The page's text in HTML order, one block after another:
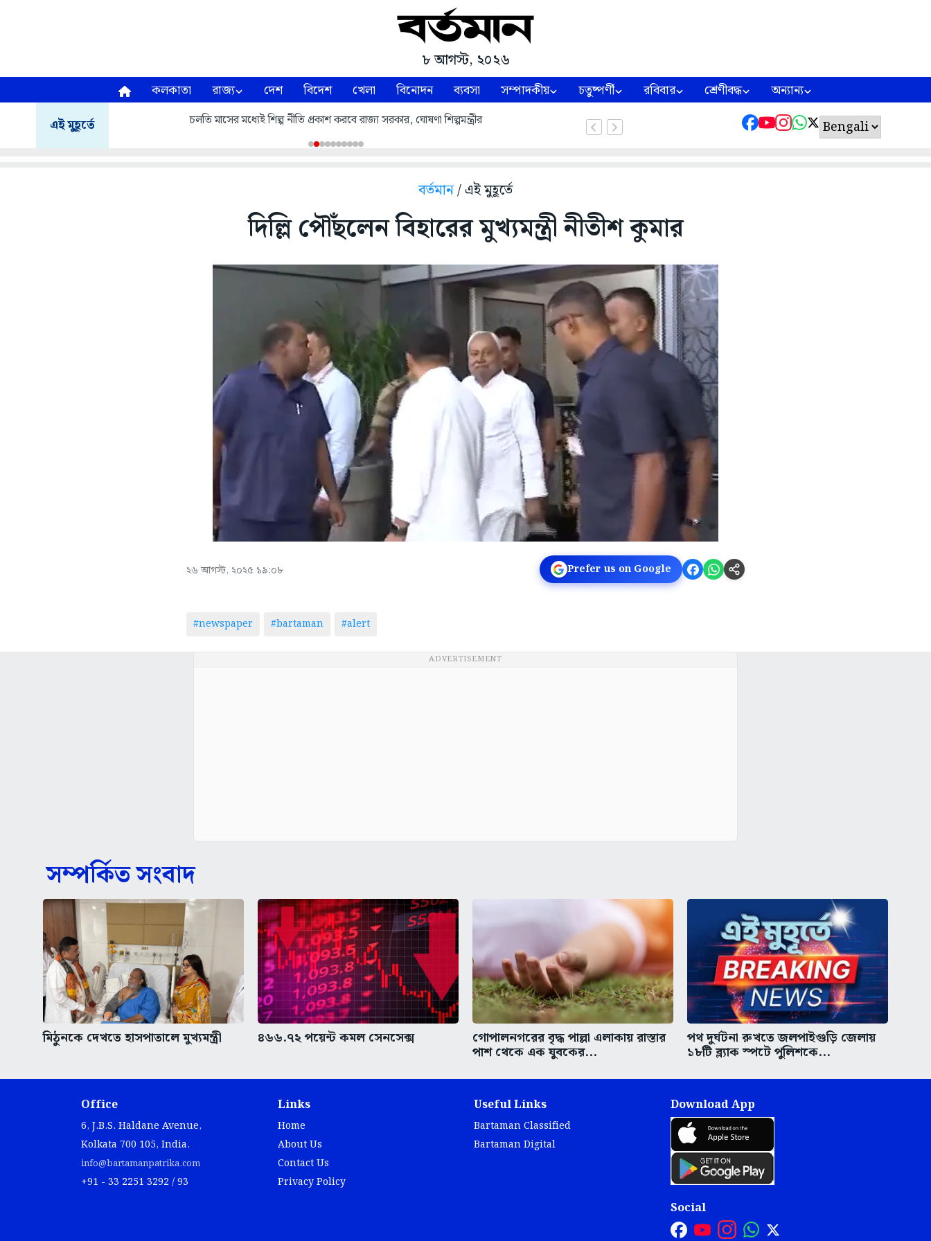
৮ আগস্ট, ২০২৬
কলকাতা রাজ্য দেশ বিদেশ খেলা বিনোদন ব্যবসা সম্পাদকীয় চতুষ্পর্ণী রবিবার শ্রেণীবদ্ধ অন্যান্য
এই মুহূর্তে চলতি মাসের মধ্যেই শিল্প নীতি প্রকাশ করবে রাজ্য সরকার, ঘোষণা শিল্পমন্ত্রীর
বর্তমান/ এই মুহূর্তে
দিল্লি পৌঁছলেন বিহারের মুখ্যমন্ত্রী নীতীশ কুমার
২৬ আগস্ট, ২০২৫ ১৯:০৮ Prefer us on Google
#newspaper #bartaman #alert
ADVERTISEMENT
সম্পর্কিত সংবাদ
মিঠুনকে দেখতে হাসপাতালে মুখ্যমন্ত্রী ৪৬৬.৭২ পয়েন্ট কমল সেনসেক্স গোপালনগরের বৃদ্ধ পাল্লা এলাকায় রাস্তার
পাশ থেকে এক যুবকের...
পথ দুর্ঘটনা রুখতে জলপাইগুড়ি জেলায়
১৮টি ব্ল্যাক স্পটে পুলিশকে...
Office
6, J.B.S. Haldane Avenue,
Kolkata 700 105, India.
info@bartamanpatrika.com
+91 - 33 2251 3292 / 93
Links
Home
About Us
Contact Us
Privacy Policy
Useful Links
Bartaman Classified
Bartaman Digital
Download App
Social